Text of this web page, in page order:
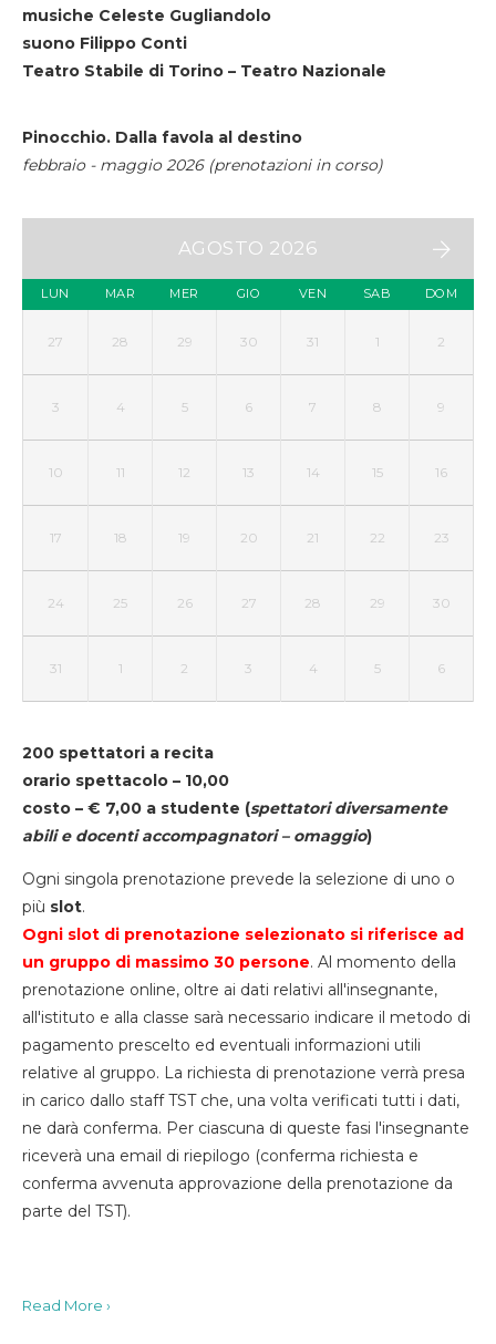
musiche Celeste Gugliandolo
suono Filippo Conti
Teatro Stabile di Torino – Teatro Nazionale
Pinocchio. Dalla favola al destino
febbraio - maggio 2026 (prenotazioni in corso)
AGOSTO 2026
LUN MAR MER GIO VEN SAB DOM
27 28 29 30 31 1 2
3 4 5 6 7 8 9
10 11 12 13 14 15 16
17 18 19 20 21 22 23
24 25 26 27 28 29 30
31 1 2 3 4 5 6
200 spettatori a recita
orario spettacolo – 10,00
costo – € 7,00 a studente (spettatori diversamente
abili e docenti accompagnatori – omaggio)
Ogni singola prenotazione prevede la selezione di uno o
più slot.
Ogni slot di prenotazione selezionato si riferisce ad
un gruppo di massimo 30 persone. Al momento della
prenotazione online, oltre ai dati relativi all'insegnante,
all'istituto e alla classe sarà necessario indicare il metodo di
pagamento prescelto ed eventuali informazioni utili
relative al gruppo. La richiesta di prenotazione verrà presa
in carico dallo staff TST che, una volta verificati tutti i dati,
ne darà conferma. Per ciascuna di queste fasi l'insegnante
riceverà una email di riepilogo (conferma richiesta e
conferma avvenuta approvazione della prenotazione da
parte del TST).
Read More ›